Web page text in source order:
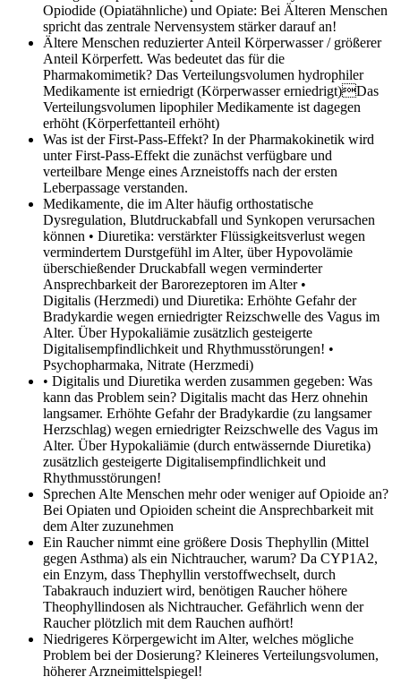
Opiodide (Opiatähnliche) und Opiate: Bei Älteren Menschen
spricht das zentrale Nervensystem stärker darauf an!
Ältere Menschen reduzierter Anteil Körperwasser / größerer
Anteil Körperfett. Was bedeutet das für die
Pharmakomimetik? Das Verteilungsvolumen hydrophiler
Medikamente ist erniedrigt (Körperwasser erniedrigt)Das
Verteilungsvolumen lipophiler Medikamente ist dagegen
erhöht (Körperfettanteil erhöht)
Was ist der First-Pass-Effekt? In der Pharmakokinetik wird
unter First-Pass-Effekt die zunächst verfügbare und
verteilbare Menge eines Arzneistoffs nach der ersten
Leberpassage verstanden.
Medikamente, die im Alter häufig orthostatische
Dysregulation, Blutdruckabfall und Synkopen verursachen
können • Diuretika: verstärkter Flüssigkeitsverlust wegen
vermindertem Durstgefühl im Alter, über Hypovolämie
überschießender Druckabfall wegen verminderter
Ansprechbarkeit der Barorezeptoren im Alter •
Digitalis (Herzmedi) und Diuretika: Erhöhte Gefahr der
Bradykardie wegen erniedrigter Reizschwelle des Vagus im
Alter. Über Hypokaliämie zusätzlich gesteigerte
Digitalisempfindlichkeit und Rhythmusstörungen! •
Psychopharmaka, Nitrate (Herzmedi)
• Digitalis und Diuretika werden zusammen gegeben: Was
kann das Problem sein? Digitalis macht das Herz ohnehin
langsamer. Erhöhte Gefahr der Bradykardie (zu langsamer
Herzschlag) wegen erniedrigter Reizschwelle des Vagus im
Alter. Über Hypokaliämie (durch entwässernde Diuretika)
zusätzlich gesteigerte Digitalisempfindlichkeit und
Rhythmusstörungen!
Sprechen Alte Menschen mehr oder weniger auf Opioide an?
Bei Opiaten und Opioiden scheint die Ansprechbarkeit mit
dem Alter zuzunehmen
Ein Raucher nimmt eine größere Dosis Thephyllin (Mittel
gegen Asthma) als ein Nichtraucher, warum? Da CYP1A2,
ein Enzym, dass Thephyllin verstoffwechselt, durch
Tabakrauch induziert wird, benötigen Raucher höhere
Theophyllindosen als Nichtraucher. Gefährlich wenn der
Raucher plötzlich mit dem Rauchen aufhört!
Niedrigeres Körpergewicht im Alter, welches mögliche
Problem bei der Dosierung? Kleineres Verteilungsvolumen,
höherer Arzneimittelspiegel!